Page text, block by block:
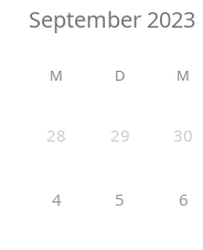
M D M
28 29 30
4 5 6